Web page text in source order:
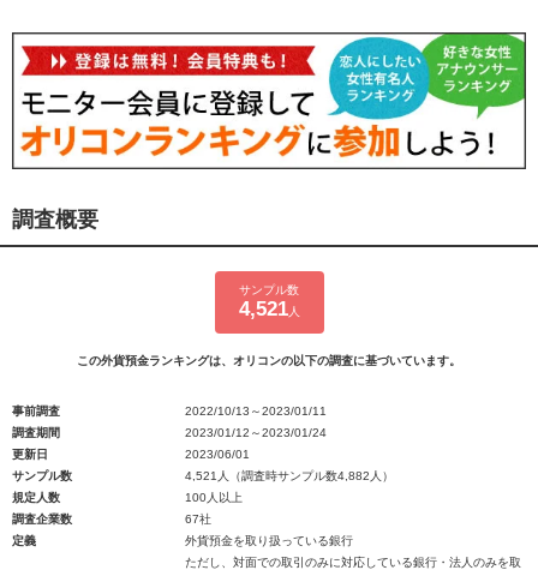
調査概要
サンプル数
4,521人
この外貨預金ランキングは、オリコンの以下の調査に基づいています。
事前調査
2022/10/13～2023/01/11
調査期間
2023/01/12～2023/01/24
更新日
2023/06/01
サンプル数
4,521人（調査時サンプル数4,882人）
規定人数
100人以上
調査企業数
67社
定義
外貨預金を取り扱っている銀行
ただし、対面での取引のみに対応している銀行・法人のみを取